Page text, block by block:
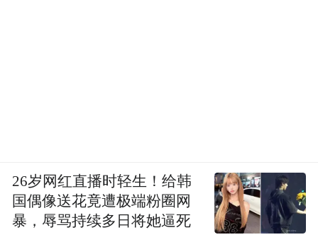
26岁网红直播时轻生！给韩
国偶像送花竟遭极端粉圈网
暴，辱骂持续多日将她逼死